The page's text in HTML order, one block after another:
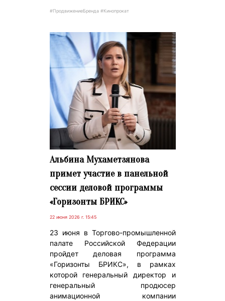
#ПродвижениеБренда #Кинопрокат
Альбина Мухаметзянова
примет участие в панельной
сессии деловой программы
«Горизонты БРИКС»
22 июня 2026 г. 15:45
23 июня в Торгово-промышленной
палате Российской Федерации
пройдет деловая программа
«Горизонты БРИКС», в рамках
которой генеральный директор и
генеральный продюсер
анимационной компании